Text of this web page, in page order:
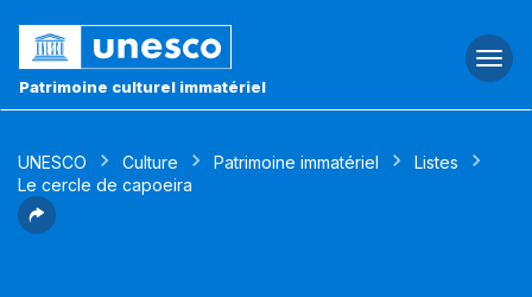
Patrimoine culturel immatériel
UNESCO Culture Patrimoine immatériel
Listes
Le cercle de capoeira